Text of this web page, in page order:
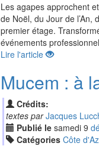
Les agapes approchent
de Noël, du Jour de
premier étage.
événements
Lire l'article
Mucem : à
Crédits:
textes par Jacques
Publié le samedi 9
Catégories Côte